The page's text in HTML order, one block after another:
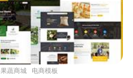
果蔬商城 电商模板